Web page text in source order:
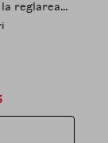
reglarea
- 75 ml